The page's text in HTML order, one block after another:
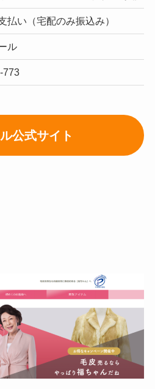
払い（宅配のみ振込み）
ル
773
公式サイト